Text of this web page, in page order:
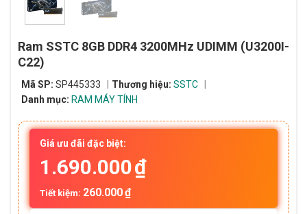
Ram SSTC 8GB DDR4 3200MHz UDIMM (U3200I-
C22)
Mã SP: SP445333 Thương hiệu: SSTC
Danh mục: RAM MÁY TÍNH
Giá ưu đãi đặc biệt:
1.690.000₫
Tiết kiệm: 260.000₫